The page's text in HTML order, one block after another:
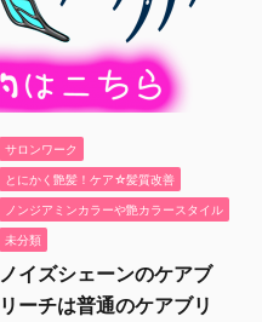
サロンワーク
とにかく艶髪！ケア☆髪質改善
ノンジアミンカラーや艶カラースタイル
未分類
ノイズシェーンのケアブ
リーチは普通のケアブリ